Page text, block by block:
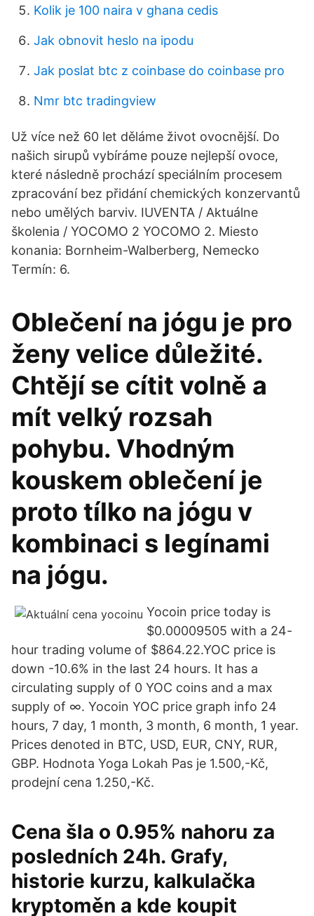
Kolik je 100 naira v ghana cedis
Jak obnovit heslo na ipodu
Jak poslat btc z coinbase do coinbase pro
Nmr btc tradingview
Už více než 60 let děláme život ovocnější. Do
našich sirupů vybíráme pouze nejlepší ovoce,
které následně prochází speciálním procesem
zpracování bez přidání chemických konzervantů
nebo umělých barviv. IUVENTA / Aktuálne
školenia / YOCOMO 2 YOCOMO 2. Miesto
konania: Bornheim-Walberberg, Nemecko
Termín: 6.
Oblečení na jógu je pro
ženy velice důležité.
Chtějí se cítit volně a
mít velký rozsah
pohybu. Vhodným
kouskem oblečení je
proto tílko na jógu v
kombinaci s legínami
na jógu.
Yocoin price today is
$0.00009505 with a 24-
hour trading volume of $864.22.YOC price is
down -10.6% in the last 24 hours. It has a
circulating supply of 0 YOC coins and a max
supply of ∞. Yocoin YOC price graph info 24
hours, 7 day, 1 month, 3 month, 6 month, 1 year.
Prices denoted in BTC, USD, EUR, CNY, RUR,
GBP. Hodnota Yoga Lokah Pas je 1.500,-Kč,
prodejní cena 1.250,-Kč.
Cena šla o 0.95% nahoru za
posledních 24h. Grafy,
historie kurzu, kalkulačka
kryptoměn a kde koupit